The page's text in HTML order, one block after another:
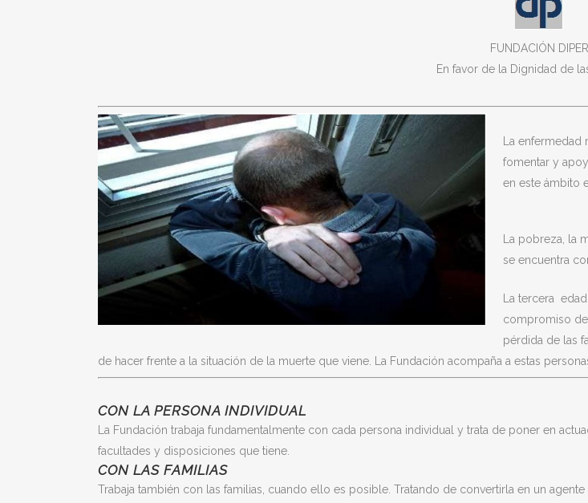
FUNDACIÓN DIPER
En favor de la Dignidad de
La
fomentar y
en este ámbito
La pobreza, la
se encuentra
La tercera
compromiso
pérdida de las
de hacer frente a la situación de la muerte que viene. La Fundación acompaña a estas
CON LA PERSONA INDIVIDUAL
La Fundación trabaja fundamentalmente con cada persona individual y trata de poner en
facultades y disposiciones que tiene.
CON LAS FAMILIAS
Trabaja también con las familias, cuando ello es posible. Tratando de convertirla en un agente